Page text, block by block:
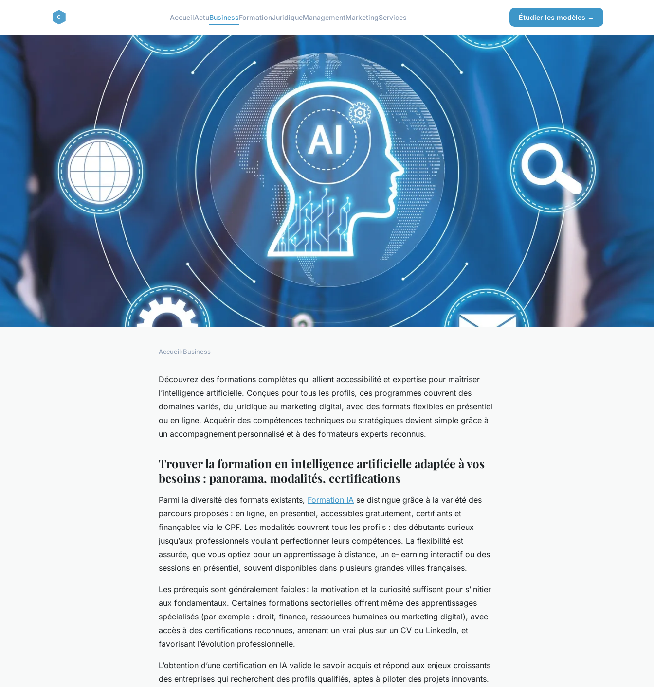
AccueilActuBusinessFormationJuridiqueManagementMarketingServices Étudier les modèles →
Formation ia : explorez nos
programmes et formations essentiels
Accueil›Business
Découvrez des formations complètes qui allient accessibilité et expertise pour maîtriser
l’intelligence artificielle. Conçues pour tous les profils, ces programmes couvrent des
domaines variés, du juridique au marketing digital, avec des formats flexibles en présentiel
ou en ligne. Acquérir des compétences techniques ou stratégiques devient simple grâce à
un accompagnement personnalisé et à des formateurs experts reconnus.
Trouver la formation en intelligence artificielle adaptée à vos
besoins : panorama, modalités, certifications
Parmi la diversité des formats existants, Formation IA se distingue grâce à la variété des
parcours proposés : en ligne, en présentiel, accessibles gratuitement, certifiants et
finançables via le CPF. Les modalités couvrent tous les profils : des débutants curieux
jusqu’aux professionnels voulant perfectionner leurs compétences. La flexibilité est
assurée, que vous optiez pour un apprentissage à distance, un e-learning interactif ou des
sessions en présentiel, souvent disponibles dans plusieurs grandes villes françaises.
Les prérequis sont généralement faibles : la motivation et la curiosité suffisent pour s’initier
aux fondamentaux. Certaines formations sectorielles offrent même des apprentissages
spécialisés (par exemple : droit, finance, ressources humaines ou marketing digital), avec
accès à des certifications reconnues, amenant un vrai plus sur un CV ou LinkedIn, et
favorisant l’évolution professionnelle.
L’obtention d’une certification en IA valide le savoir acquis et répond aux enjeux croissants
des entreprises qui recherchent des profils qualifiés, aptes à piloter des projets innovants.